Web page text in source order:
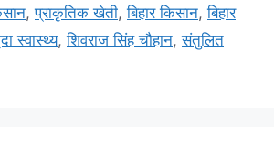
,प्राकृतिक खेती,बिहार किसान,बिहार
स्वास्थ्य,शिवराज सिंह चौहान,संतुलित